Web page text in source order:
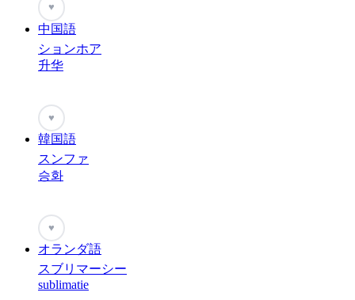
♥
中国語
ションホア
升华
♥
韓国語
スンファ
승화
♥
オランダ語
スブリマーシー
sublimatie